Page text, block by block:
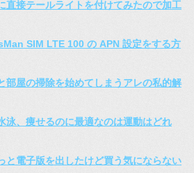
直接テールライトを付けてみたので加工
SIM LTE 100 の APN 設定をする方
部屋の掃除を始めてしまうアレの私的解
泳、痩せるのに最適なのは運動はどれ
と電子版を出したけど買う気にならない